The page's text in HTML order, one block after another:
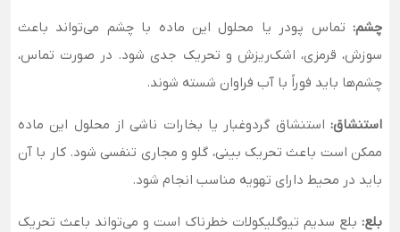
چشم: تماس پودر یا محلول این ماده با چشم می‌تواند باعث
سوزش، قرمزی، اشک‌ریزش و تحریک جدی شود. در صورت تماس،
چشم‌ها باید فوراً با آب فراوان شسته شوند.
استنشاق: استنشاق گردوغبار یا بخارات ناشی از محلول این ماده
ممکن است باعث تحریک بینی، گلو و مجاری تنفسی شود. کار با آن
باید در محیط دارای تهویه مناسب انجام شود.
بلع: بلع سدیم تیوگلیکولات خطرناک است و می‌تواند باعث تحریک